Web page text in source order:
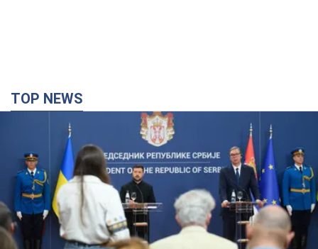
TOP NEWS